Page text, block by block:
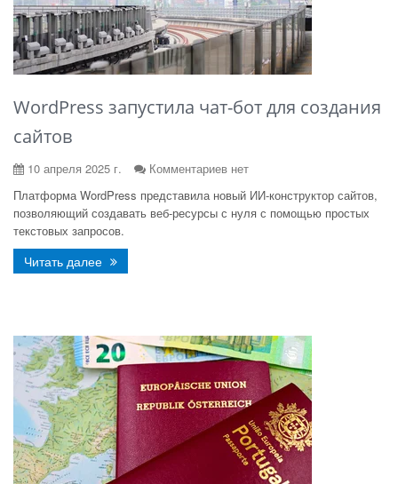
WordPress запустила чат-бот для создания
сайтов
10 апреля 2025 г.
Комментариев нет
Платформа WordPress представила новый ИИ-конструктор сайтов,
позволяющий создавать веб-ресурсы с нуля с помощью простых
текстовых запросов.
Читать далее